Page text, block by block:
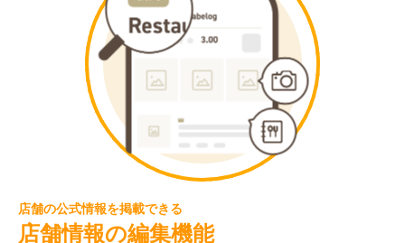
店舗の公式情報を掲載できる
店舗情報の編集機能